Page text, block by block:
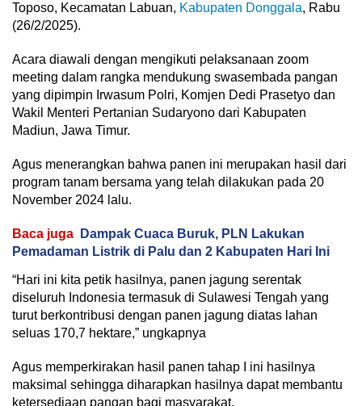
Toposo, Kecamatan Labuan, Kabupaten Donggala, Rabu
(26/2/2025).
Acara diawali dengan mengikuti pelaksanaan zoom
meeting dalam rangka mendukung swasembada pangan
yang dipimpin Irwasum Polri, Komjen Dedi Prasetyo dan
Wakil Menteri Pertanian Sudaryono dari Kabupaten
Madiun, Jawa Timur.
Agus menerangkan bahwa panen ini merupakan hasil dari
program tanam bersama yang telah dilakukan pada 20
November 2024 lalu.
Baca juga
Dampak Cuaca Buruk, PLN Lakukan
Pemadaman Listrik di Palu dan 2 Kabupaten Hari Ini
“Hari ini kita petik hasilnya, panen jagung serentak
diseluruh Indonesia termasuk di Sulawesi Tengah yang
turut berkontribusi dengan panen jagung diatas lahan
seluas 170,7 hektare,” ungkapnya
Agus memperkirakan hasil panen tahap I ini hasilnya
maksimal sehingga diharapkan hasilnya dapat membantu
ketersediaan pangan bagi masyarakat.